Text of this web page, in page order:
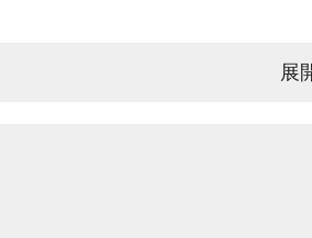
展